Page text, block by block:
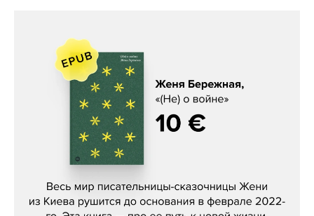
Женя Бережная, «(Не) о войне»